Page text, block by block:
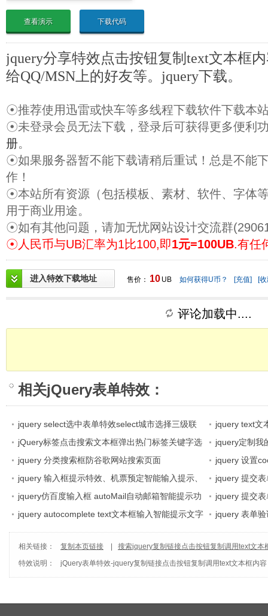
查看演示 下载代码
jquery分享特效点击按钮复制text文本框
给QQ/MSN上的好友等。jquery下载。
☉推荐使用迅雷或快车等多线程下载软件下载本
☉未登录会员无法下载，登录后可获得更多便利
册。
☉如果服务器暂不能下载请稍后重试！总是不能
作！
☉本站所有资源（包括模板、素材、软件、字体
用于商业用途。
☉如有其他问题，请加无忧网站设计交流群
☉人民币与UB汇率为1比100,即1元=100UB.有任
进入特效下载地址 售价： 10 UB 如何获得U币？ [充值] [
评论加载中....
相关jQuery表单特效 ：
jquery select选中表单特效select城市选择三级联
动
jquery text文
jQuery标签点击搜索文本框弹出热门标签关键字选
择
jquery定制我
jquery 分类搜索框防谷歌网站搜索页面
jquery 设置
获取和设置
jquery 输入框提示特效、机票预定智能输入提示、
火车预定智能输入提示
jquery 提交
项卡
jquery仿百度输入框 autoMail自动邮箱智能提示功
能
jquery 提交
格
jquery autocomplete text文本框输入智能提示文字
内容效果
jquery 表单
搞定整站的
相关链接： 复制本页链接
搜索jquery复制链接点击按钮复制调用text文本
特效说明：
jQuery表单特效-jquery复制链接点击按钮复制调用text文本框内容